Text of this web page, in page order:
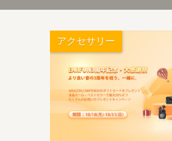
アクセサリー